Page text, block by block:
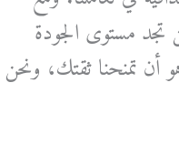
مستوى الجودة
أن تمنحنا ثقتك، ونحن